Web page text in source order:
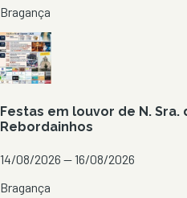
Bragança
Festas em louvor de N. Sra.
Rebordainhos
14/08/2026 — 16/08/2026
Bragança